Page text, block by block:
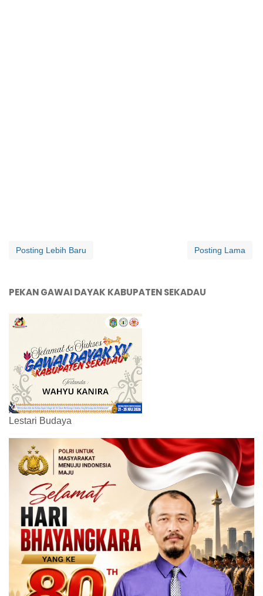
Posting Lebih Baru Posting Lama
PEKAN GAWAI DAYAK KABUPATEN SEKADAU
Lestari Budaya